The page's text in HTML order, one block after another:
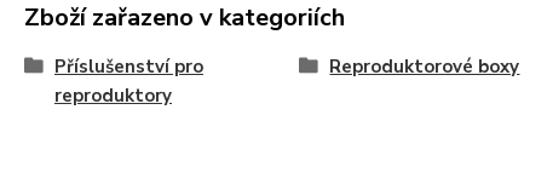
Zboží zařazeno v kategoriích
Příslušenství pro
reproduktory
Reproduktorové boxy